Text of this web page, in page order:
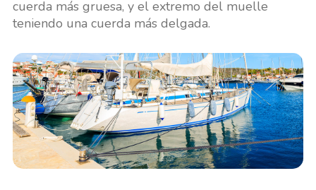
cuerda más gruesa, y el extremo del muelle
teniendo una cuerda más delgada.